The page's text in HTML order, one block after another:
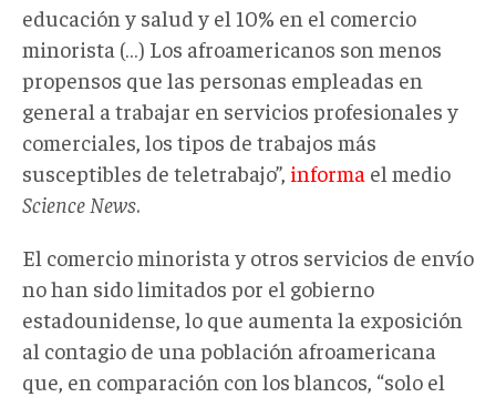
educación y salud y el 10% en el comercio
minorista (…) Los afroamericanos son menos
propensos que las personas empleadas en
general a trabajar en servicios profesionales y
comerciales, los tipos de trabajos más
susceptibles de teletrabajo”, informa el medio
Science News.
El comercio minorista y otros servicios de envío
no han sido limitados por el gobierno
estadounidense, lo que aumenta la exposición
al contagio de una población afroamericana
que, en comparación con los blancos, “solo el